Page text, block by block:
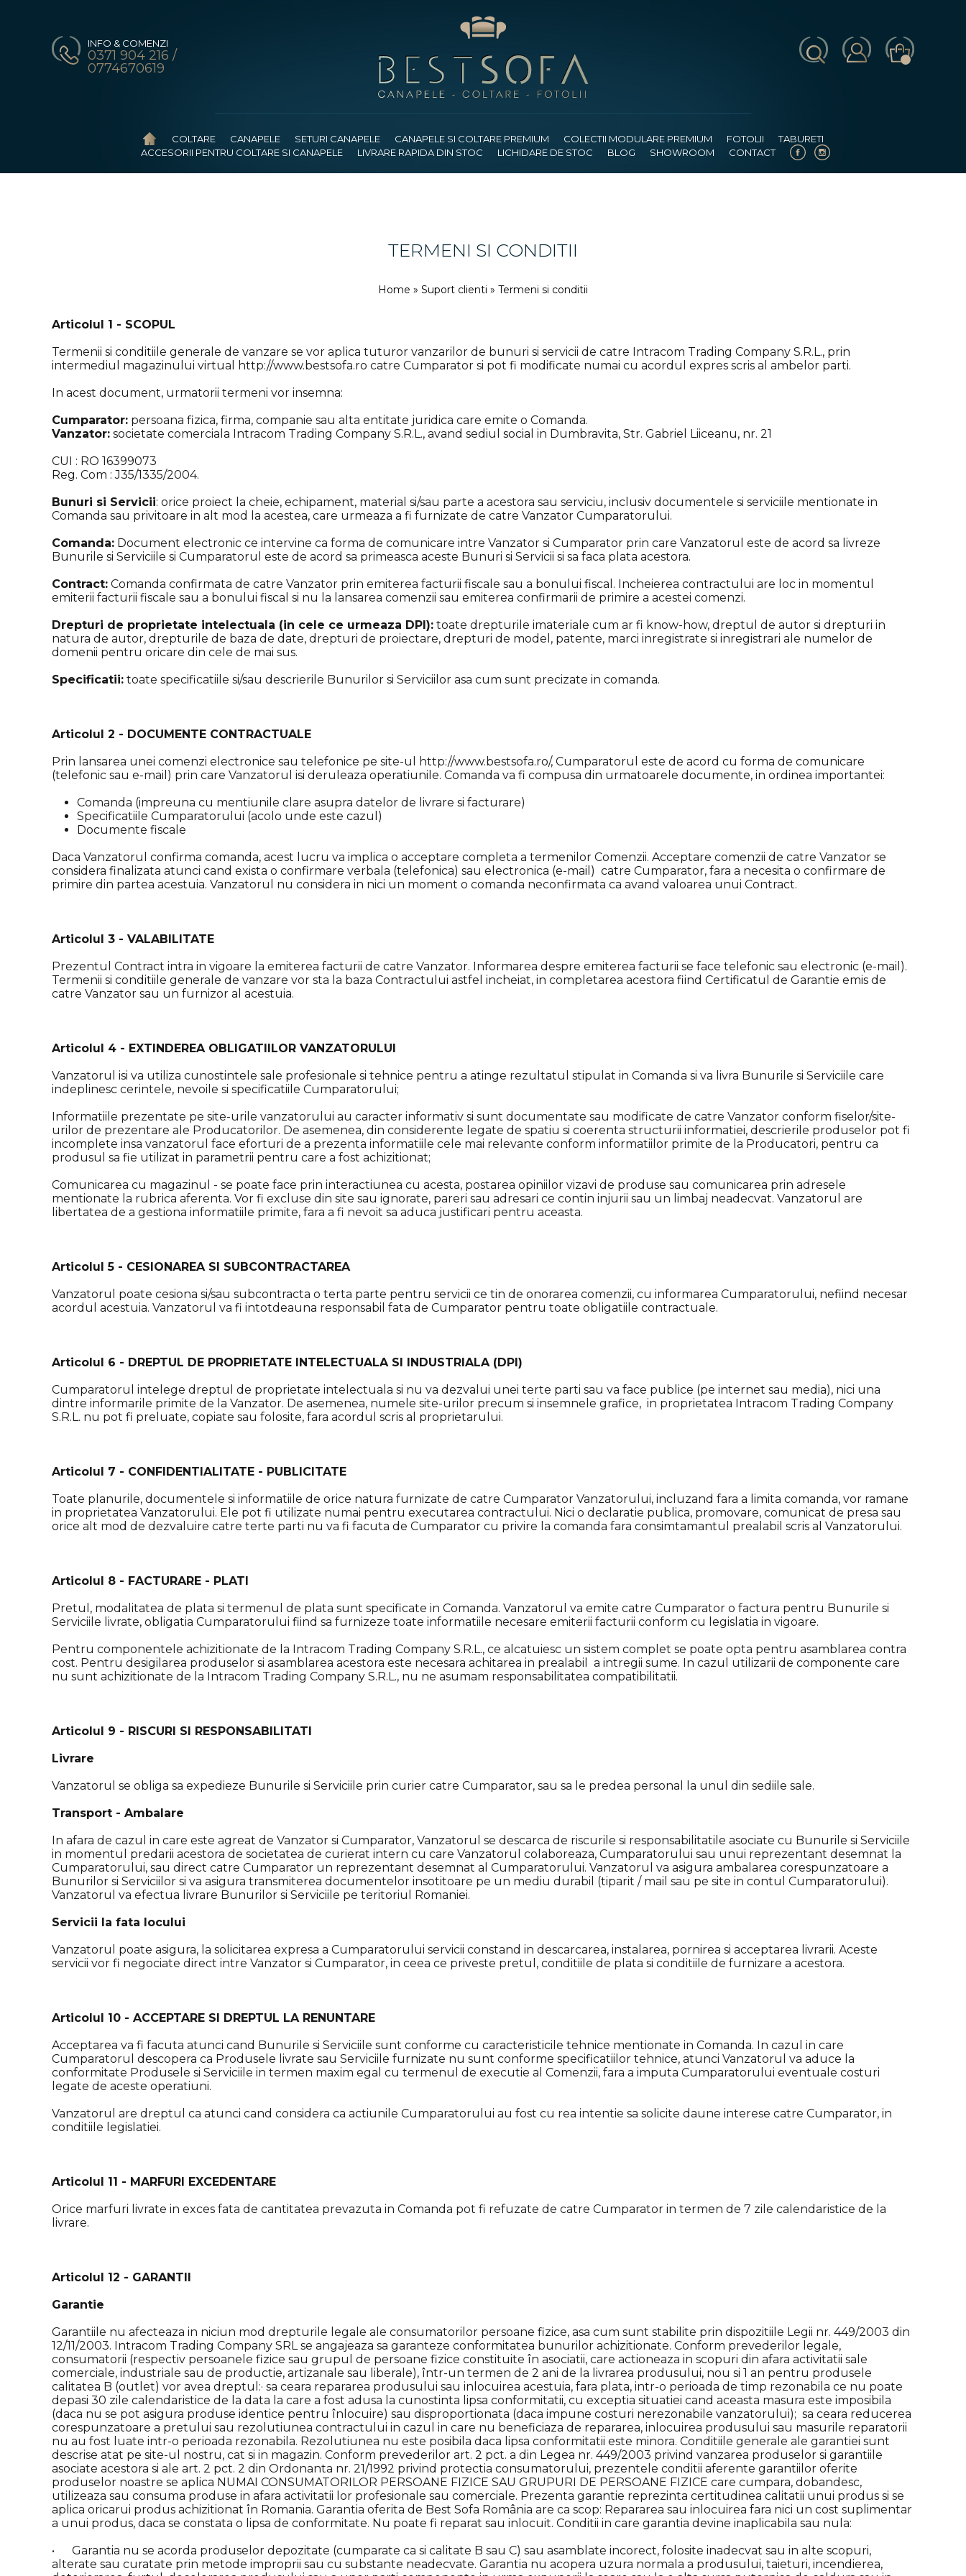
INFO & COMENZI
0371 904 216 /
0774670619
COLTARE CANAPELE SETURI CANAPELE CANAPELE SI COLTARE PREMIUM COLECTII MODULARE PREMIUM FOTOLII
TABURETI
ACCESORII PENTRU COLTARE SI CANAPELE
LIVRARE RAPIDA DIN STOC LICHIDARE DE STOC BLOG SHOWROOM CONTACT
TERMENI SI CONDITII
Home » Suport clienti » Termeni si conditii
Articolul 1 - SCOPUL
Termenii si conditiile generale de vanzare se vor aplica tuturor vanzarilor de bunuri si servicii de catre Intracom Trading Company S.R.L., prin
intermediul magazinului virtual http://www.bestsofa.ro catre Cumparator si pot fi modificate numai cu acordul expres scris al ambelor parti.
In acest document, urmatorii termeni vor insemna:
Cumparator: persoana fizica, firma, companie sau alta entitate juridica care emite o Comanda.
Vanzator: societate comerciala Intracom Trading Company S.R.L., avand sediul social in Dumbravita, Str. Gabriel Liiceanu, nr. 21
CUI : RO 16399073
Reg. Com : J35/1335/2004.
Bunuri si Servicii: orice proiect la cheie, echipament, material si/sau parte a acestora sau serviciu, inclusiv documentele si serviciile mentionate in
Comanda sau privitoare in alt mod la acestea, care urmeaza a fi furnizate de catre Vanzator Cumparatorului.
Comanda: Document electronic ce intervine ca forma de comunicare intre Vanzator si Cumparator prin care Vanzatorul este de acord sa livreze
Bunurile si Serviciile si Cumparatorul este de acord sa primeasca aceste Bunuri si Servicii si sa faca plata acestora.
Contract: Comanda confirmata de catre Vanzator prin emiterea facturii fiscale sau a bonului fiscal. Incheierea contractului are loc in momentul
emiterii facturii fiscale sau a bonului fiscal si nu la lansarea comenzii sau emiterea confirmarii de primire a acestei comenzi.
Drepturi de proprietate intelectuala (in cele ce urmeaza DPI): toate drepturile imateriale cum ar fi know-how, dreptul de autor si drepturi in
natura de autor, drepturile de baza de date, drepturi de proiectare, drepturi de model, patente, marci inregistrate si inregistrari ale numelor de
domenii pentru oricare din cele de mai sus.
Specificatii: toate specificatiile si/sau descrierile Bunurilor si Serviciilor asa cum sunt precizate in comanda.
Articolul 2 - DOCUMENTE CONTRACTUALE
Prin lansarea unei comenzi electronice sau telefonice pe site-ul http://www.bestsofa.ro/, Cumparatorul este de acord cu forma de comunicare
(telefonic sau e-mail) prin care Vanzatorul isi deruleaza operatiunile. Comanda va fi compusa din urmatoarele documente, in ordinea importantei:
Comanda (impreuna cu mentiunile clare asupra datelor de livrare si facturare)
Specificatiile Cumparatorului (acolo unde este cazul)
Documente fiscale
Daca Vanzatorul confirma comanda, acest lucru va implica o acceptare completa a termenilor Comenzii. Acceptare comenzii de catre Vanzator se
considera finalizata atunci cand exista o confirmare verbala (telefonica) sau electronica (e-mail) catre Cumparator, fara a necesita o confirmare de
primire din partea acestuia. Vanzatorul nu considera in nici un moment o comanda neconfirmata ca avand valoarea unui Contract.
Articolul 3 - VALABILITATE
Prezentul Contract intra in vigoare la emiterea facturii de catre Vanzator. Informarea despre emiterea facturii se face telefonic sau electronic (e-mail).
Termenii si conditiile generale de vanzare vor sta la baza Contractului astfel incheiat, in completarea acestora fiind Certificatul de Garantie emis de
catre Vanzator sau un furnizor al acestuia.
Articolul 4 - EXTINDEREA OBLIGATIILOR VANZATORULUI
Vanzatorul isi va utiliza cunostintele sale profesionale si tehnice pentru a atinge rezultatul stipulat in Comanda si va livra Bunurile si Serviciile care
indeplinesc cerintele, nevoile si specificatiile Cumparatorului;
Informatiile prezentate pe site-urile vanzatorului au caracter informativ si sunt documentate sau modificate de catre Vanzator conform fiselor/site-
urilor de prezentare ale Producatorilor. De asemenea, din considerente legate de spatiu si coerenta structurii informatiei, descrierile produselor pot fi
incomplete insa vanzatorul face eforturi de a prezenta informatiile cele mai relevante conform informatiilor primite de la Producatori, pentru ca
produsul sa fie utilizat in parametrii pentru care a fost achizitionat;
Comunicarea cu magazinul - se poate face prin interactiunea cu acesta, postarea opiniilor vizavi de produse sau comunicarea prin adresele
mentionate la rubrica aferenta. Vor fi excluse din site sau ignorate, pareri sau adresari ce contin injurii sau un limbaj neadecvat. Vanzatorul are
libertatea de a gestiona informatiile primite, fara a fi nevoit sa aduca justificari pentru aceasta.
Articolul 5 - CESIONAREA SI SUBCONTRACTAREA
Vanzatorul poate cesiona si/sau subcontracta o terta parte pentru servicii ce tin de onorarea comenzii, cu informarea Cumparatorului, nefiind necesar
acordul acestuia. Vanzatorul va fi intotdeauna responsabil fata de Cumparator pentru toate obligatiile contractuale.
Articolul 6 - DREPTUL DE PROPRIETATE INTELECTUALA SI INDUSTRIALA (DPI)
Cumparatorul intelege dreptul de proprietate intelectuala si nu va dezvalui unei terte parti sau va face publice (pe internet sau media), nici una
dintre informarile primite de la Vanzator. De asemenea, numele site-urilor precum si insemnele grafice, in proprietatea Intracom Trading Company
S.R.L. nu pot fi preluate, copiate sau folosite, fara acordul scris al proprietarului.
Articolul 7 - CONFIDENTIALITATE - PUBLICITATE
Toate planurile, documentele si informatiile de orice natura furnizate de catre Cumparator Vanzatorului, incluzand fara a limita comanda, vor ramane
in proprietatea Vanzatorului. Ele pot fi utilizate numai pentru executarea contractului. Nici o declaratie publica, promovare, comunicat de presa sau
orice alt mod de dezvaluire catre terte parti nu va fi facuta de Cumparator cu privire la comanda fara consimtamantul prealabil scris al Vanzatorului.
Articolul 8 - FACTURARE - PLATI
Pretul, modalitatea de plata si termenul de plata sunt specificate in Comanda. Vanzatorul va emite catre Cumparator o factura pentru Bunurile si
Serviciile livrate, obligatia Cumparatorului fiind sa furnizeze toate informatiile necesare emiterii facturii conform cu legislatia in vigoare.
Pentru componentele achizitionate de la Intracom Trading Company S.R.L., ce alcatuiesc un sistem complet se poate opta pentru asamblarea contra
cost. Pentru desigilarea produselor si asamblarea acestora este necesara achitarea in prealabil a intregii sume. In cazul utilizarii de componente care
nu sunt achizitionate de la Intracom Trading Company S.R.L., nu ne asumam responsabilitatea compatibilitatii.
Articolul 9 - RISCURI SI RESPONSABILITATI
Livrare
Vanzatorul se obliga sa expedieze Bunurile si Serviciile prin curier catre Cumparator, sau sa le predea personal la unul din sediile sale.
Transport - Ambalare
In afara de cazul in care este agreat de Vanzator si Cumparator, Vanzatorul se descarca de riscurile si responsabilitatile asociate cu Bunurile si Serviciile
in momentul predarii acestora de societatea de curierat intern cu care Vanzatorul colaboreaza, Cumparatorului sau unui reprezentant desemnat la
Cumparatorului, sau direct catre Cumparator un reprezentant desemnat al Cumparatorului. Vanzatorul va asigura ambalarea corespunzatoare a
Bunurilor si Serviciilor si va asigura transmiterea documentelor insotitoare pe un mediu durabil (tiparit / mail sau pe site in contul Cumparatorului).
Vanzatorul va efectua livrare Bunurilor si Serviciile pe teritoriul Romaniei.
Servicii la fata locului
Vanzatorul poate asigura, la solicitarea expresa a Cumparatorului servicii constand in descarcarea, instalarea, pornirea si acceptarea livrarii. Aceste
servicii vor fi negociate direct intre Vanzator si Cumparator, in ceea ce priveste pretul, conditiile de plata si conditiile de furnizare a acestora.
Articolul 10 - ACCEPTARE SI DREPTUL LA RENUNTARE
Acceptarea va fi facuta atunci cand Bunurile si Serviciile sunt conforme cu caracteristicile tehnice mentionate in Comanda. In cazul in care
Cumparatorul descopera ca Produsele livrate sau Serviciile furnizate nu sunt conforme specificatiilor tehnice, atunci Vanzatorul va aduce la
conformitate Produsele si Serviciile in termen maxim egal cu termenul de executie al Comenzii, fara a imputa Cumparatorului eventuale costuri
legate de aceste operatiuni.
Vanzatorul are dreptul ca atunci cand considera ca actiunile Cumparatorului au fost cu rea intentie sa solicite daune interese catre Cumparator, in
conditiile legislatiei.
Articolul 11 - MARFURI EXCEDENTARE
Orice marfuri livrate in exces fata de cantitatea prevazuta in Comanda pot fi refuzate de catre Cumparator in termen de 7 zile calendaristice de la
livrare.
Articolul 12 - GARANTII
Garantie
Garantiile nu afecteaza in niciun mod drepturile legale ale consumatorilor persoane fizice, asa cum sunt stabilite prin dispozitiile Legii nr. 449/2003 din
12/11/2003. Intracom Trading Company SRL se angajeaza sa garanteze conformitatea bunurilor achizitionate. Conform prevederilor legale,
consumatorii (respectiv persoanele fizice sau grupul de persoane fizice constituite în asociatii, care actioneaza in scopuri din afara activitatii sale
comerciale, industriale sau de productie, artizanale sau liberale), într-un termen de 2 ani de la livrarea produsului, nou si 1 an pentru produsele
calitatea B (outlet) vor avea dreptul:· sa ceara repararea produsului sau inlocuirea acestuia, fara plata, intr-o perioada de timp rezonabila ce nu poate
depasi 30 zile calendaristice de la data la care a fost adusa la cunostinta lipsa conformitatii, cu exceptia situatiei cand aceasta masura este imposibila
(daca nu se pot asigura produse identice pentru înlocuire) sau disproportionata (daca impune costuri nerezonabile vanzatorului); sa ceara reducerea
corespunzatoare a pretului sau rezolutiunea contractului in cazul in care nu beneficiaza de repararea, inlocuirea produsului sau masurile reparatorii
nu au fost luate intr-o perioada rezonabila. Rezolutiunea nu este posibila daca lipsa conformitatii este minora. Conditiile generale ale garantiei sunt
descrise atat pe site-ul nostru, cat si in magazin. Conform prevederilor art. 2 pct. a din Legea nr. 449/2003 privind vanzarea produselor si garantiile
asociate acestora si ale art. 2 pct. 2 din Ordonanta nr. 21/1992 privind protectia consumatorului, prezentele conditii aferente garantiilor oferite
produselor noastre se aplica NUMAI CONSUMATORILOR PERSOANE FIZICE SAU GRUPURI DE PERSOANE FIZICE care cumpara, dobandesc,
utilizeaza sau consuma produse in afara activitatii lor profesionale sau comerciale. Prezenta garantie reprezinta certitudinea calitatii unui produs si se
aplica oricarui produs achizitionat în Romania. Garantia oferita de Best Sofa România are ca scop: Repararea sau inlocuirea fara nici un cost suplimentar
a unui produs, daca se constata o lipsa de conformitate. Nu poate fi reparat sau inlocuit. Conditii in care garantia devine inaplicabila sau nula:
• Garantia nu se acorda produselor depozitate (cumparate ca si calitate B sau C) sau asamblate incorect, folosite inadecvat sau in alte scopuri,
alterate sau curatate prin metode improprii sau cu substante neadecvate. Garantia nu acopera uzura normala a produsului, taieturi, incendierea,